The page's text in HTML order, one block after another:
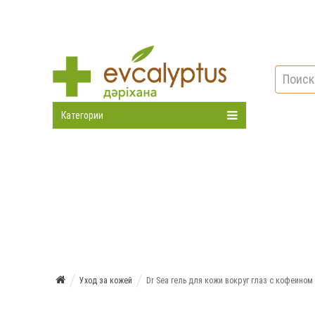
Категории
Уход за кожей Dr Sea гель для кожи вокруг глаз с